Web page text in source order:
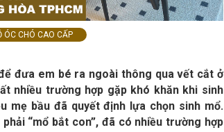
ÓC CHÓ CAO CẤP
đưa em bé ra ngoài thông qua vết cắt ở
nhiều trường hợp gặp khó khăn khi sinh
mẹ bầu đã quyết định lựa chọn sinh mổ.
“mổ bắt con”, đã có nhiều trường hợp